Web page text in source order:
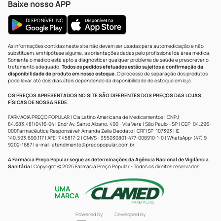
Baixe nosso APP
As informações contidas neste site não devem ser usadas para automedicação e não
substituem, em hipótese alguma, as orientações dadas pelo profissional da área médica.
Somente o médico está apto a diagnosticar qualquer problema de saúde e prescrever o
tratamento adequado. Todos os pedidos efetuados estão sujeitos à confirmação da
disponibilidade de produto em nosso estoque.O processo de separação dos produtos
pode levar até dois dias úteis dependendo da disponibilidade do estoque em loja.
OS PREÇOS APRESENTADOS NO SITE SÃO DIFERENTES DOS PREÇOS DAS LOJAS
FÍSICAS DE NOSSA REDE.
FARMÁCIA PREÇO POPULAR | Cia Latino Americana de Medicamentos | CNPJ:
84.683.481/0416-04 | End: Av. Santo Albano, 490 - Vila Vera | São Paulo - SP | CEP: 04.296-
000Farmacêutica Responsável: Amanda Zelia Deodato | CRF/SP: 107393 | IE:
140.593.699.117 | AFE: 7.45817-2 | CMVS - 355030801-477-008910-1-0 | WhatsApp: (47) 9
9202-1687 | e-mail: atendimento@precopopular.com.br.
A Farmácia Preço Popular segue as determinações da Agência Nacional de Vigilância
Sanitária | Copyright © 2025 Farmácia Preço Popular - Todos os direitos reservados.
UMA
MARCA
Powered by Developed by